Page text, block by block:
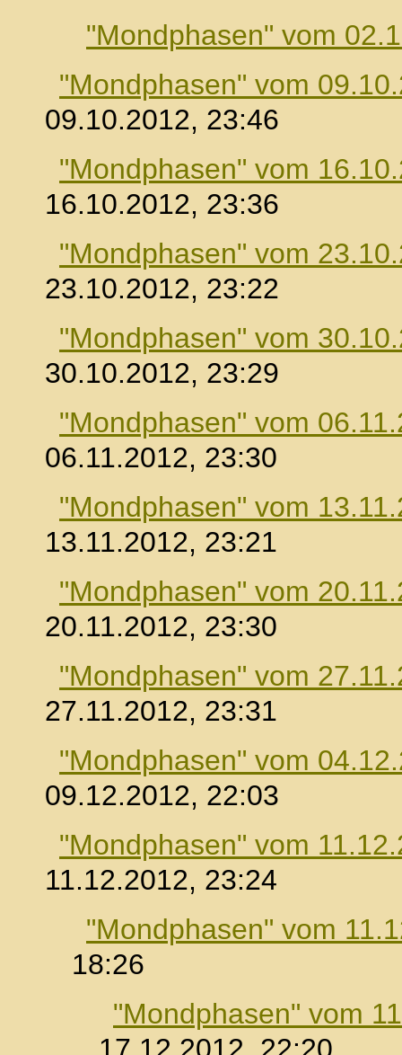
"Mondphasen" vom
"Mondphasen" vom
09.10.2012, 23:46
"Mondphasen" vom
16.10.2012, 23:36
"Mondphasen" vom
23.10.2012, 23:22
"Mondphasen" vom
30.10.2012, 23:29
"Mondphasen" vom
06.11.2012, 23:30
"Mondphasen" vom
13.11.2012, 23:21
"Mondphasen" vom
20.11.2012, 23:30
"Mondphasen" vom
27.11.2012, 23:31
"Mondphasen" vom
09.12.2012, 22:03
"Mondphasen" vom
11.12.2012, 23:24
"Mondphasen" vom
18:26
"Mondphasen" vom